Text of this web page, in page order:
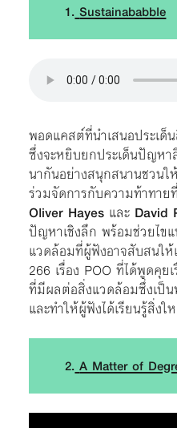
1. Sustainababble
พอดแคสต์ที่นำเสนอประเ
ซึ่งจะหยิบยกประเด็นปัญห
นากันอย่างสนุกสนานชวนใ
ร่วมจัดการกับความท้าทาย
Oliver Hayes และ David
ปัญหาเชิงลึก พร้อมช่วยไข
แวดล้อมที่ผู้ฟังอาจสับสนให้
266 เรื่อง POO ที่ได้พูดคุย
ที่มีผลต่อสิ่งแวดล้อมซึ่งเป็
และทำให้ผู้ฟังได้เรียนรู้สิ่ง
2. A Matter of